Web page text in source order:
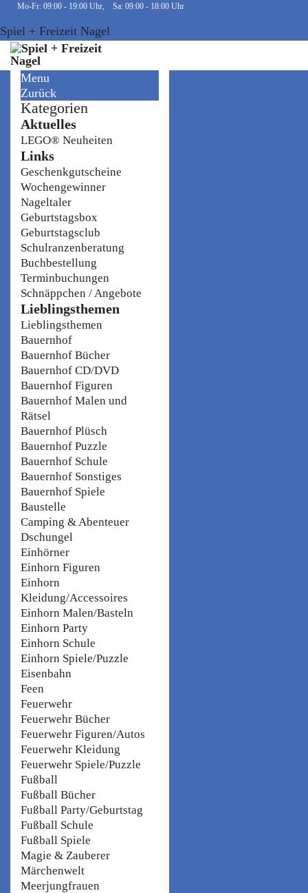
Spiel + Freizeit Nagel
Mo-Fr: 09:00 - 19:00 Uhr, Sa: 09:00 - 18:00 Uhr
Menu
Zurück
Kategorien
Aktuelles
LEGO® Neuheiten
Links
Geschenkgutscheine
Wochengewinner
Nageltaler
Geburtstagsbox
Geburtstagsclub
Schulranzenberatung
Buchbestellung
Terminbuchungen
Schnäppchen / Angebote
Lieblingsthemen
Lieblingsthemen
Bauernhof
Bauernhof Bücher
Bauernhof CD/DVD
Bauernhof Figuren
Bauernhof Malen und
Rätsel
Bauernhof Plüsch
Bauernhof Puzzle
Bauernhof Schule
Bauernhof Sonstiges
Bauernhof Spiele
Baustelle
Camping & Abenteuer
Dschungel
Einhörner
Einhorn Figuren
Einhorn
Kleidung/Accessoires
Einhorn Malen/Basteln
Einhorn Party
Einhorn Schule
Einhorn Spiele/Puzzle
Eisenbahn
Feen
Feuerwehr
Feuerwehr Bücher
Feuerwehr Figuren/Autos
Feuerwehr Kleidung
Feuerwehr Spiele/Puzzle
Fußball
Fußball Bücher
Fußball Party/Geburtstag
Fußball Schule
Fußball Spiele
Magie & Zauberer
Märchenwelt
Meerjungfrauen